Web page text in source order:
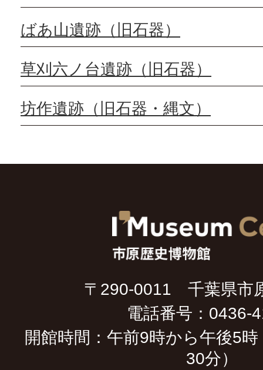
ばあ山遺跡（旧石器）
草刈六ノ台遺跡（旧石器）
坊作遺跡（旧石器・縄文）
〒290-0011 千葉県市
電話番号：0436-
開館時間：午前9時から午後5
30分）